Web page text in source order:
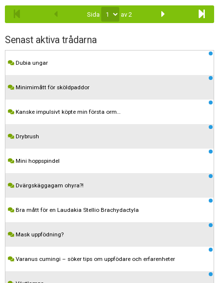
Sida av 2
Senast aktiva trådarna
Dubia ungar
Minimimått för sköldpaddor
Kanske impulsivt köpte min första orm…
Drybrush
Mini hoppspindel
Dvärgskäggagam ohyra?!
Bra mått för en Laudakia Stellio Brachydactyla
Mask uppfödning?
Varanus cumingi – söker tips om uppfödare och erfarenheter